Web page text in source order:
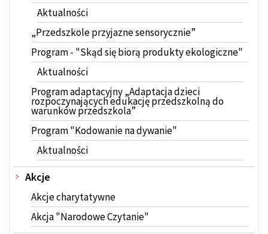
Aktualności
„Przedszkole przyjazne sensorycznie”
Program - "Skąd się biorą produkty ekologiczne"
Aktualności
Program adaptacyjny „Adaptacja dzieci
rozpoczynających edukację przedszkolną do
warunków przedszkola”
Program "Kodowanie na dywanie"
Aktualności
Akcje
Akcje charytatywne
Akcja "Narodowe Czytanie"